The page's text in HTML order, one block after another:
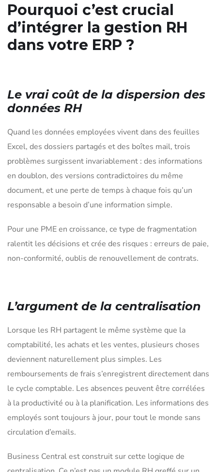
Pourquoi c’est crucial
d’intégrer la gestion RH
dans votre ERP ?
Le vrai coût de la dispersion des
données RH
Quand les données employées vivent dans des feuilles
Excel, des dossiers partagés et des boîtes mail, trois
problèmes surgissent invariablement : des informations
en doublon, des versions contradictoires du même
document, et une perte de temps à chaque fois qu’un
responsable a besoin d’une information simple.
Pour une PME en croissance, ce type de fragmentation
ralentit les décisions et crée des risques : erreurs de paie,
non-conformité, oublis de renouvellement de contrats.
L’argument de la centralisation
Lorsque les RH partagent le même système que la
comptabilité, les achats et les ventes, plusieurs choses
deviennent naturellement plus simples. Les
remboursements de frais s’enregistrent directement dans
le cycle comptable. Les absences peuvent être corrélées
à la productivité ou à la planification. Les informations des
employés sont toujours à jour, pour tout le monde sans
circulation d’emails.
Business Central est construit sur cette logique de